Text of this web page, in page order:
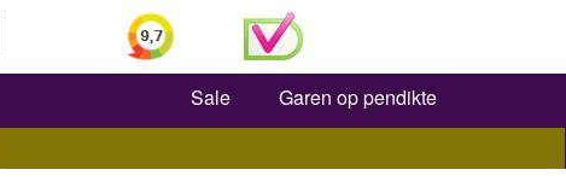
Zoeken
Sale Garen op pendikte